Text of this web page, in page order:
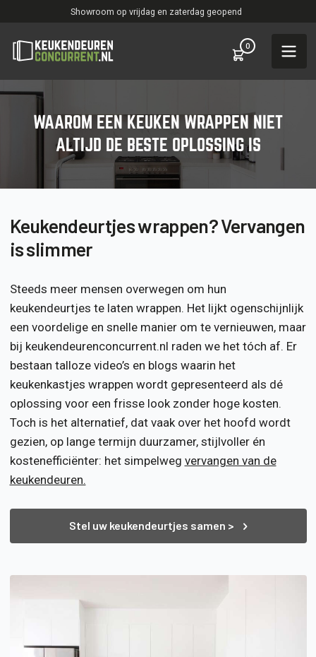
Showroom op vrijdag en zaterdag geopend
0
WAAROM EEN KEUKEN WRAPPEN NIET
ALTIJD DE BESTE OPLOSSING IS
Keukendeurtjes wrappen? Vervangen
is slimmer
Steeds meer mensen overwegen om hun
keukendeurtjes te laten wrappen. Het lijkt ogenschijnlijk
een voordelige en snelle manier om te vernieuwen, maar
bij keukendeurenconcurrent.nl raden we het tóch af. Er
bestaan talloze video’s en blogs waarin het
keukenkastjes wrappen wordt gepresenteerd als dé
oplossing voor een frisse look zonder hoge kosten.
Toch is het alternatief, dat vaak over het hoofd wordt
gezien, op lange termijn duurzamer, stijlvoller én
kostenefficiënter: het simpelweg vervangen van de
keukendeuren.
Stel uw keukendeurtjes samen >